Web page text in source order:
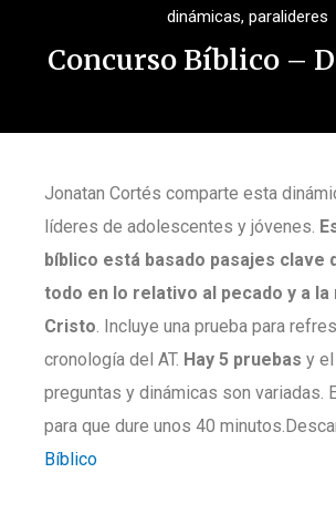
dinámicas, paralideres
Concurso Bíblico –
Jonatan Cortés comparte esta
líderes de adolescentes y jóvenes.
bíblico está basado pasajes clave
todo en lo relativo al pecado y a la
Cristo. Incluye una prueba para
cronología del AT. Hay 5 pruebas y
preguntas y dinámicas son variadas.
para que dure unos 40
Bíblico